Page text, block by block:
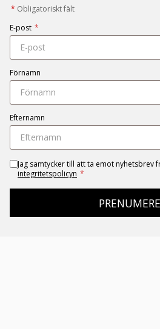
* Obligatoriskt fält
E-post *
Förnamn
Efternamn
Jag samtycker till att ta emot nyhetsbrev
integritetspolicyn *